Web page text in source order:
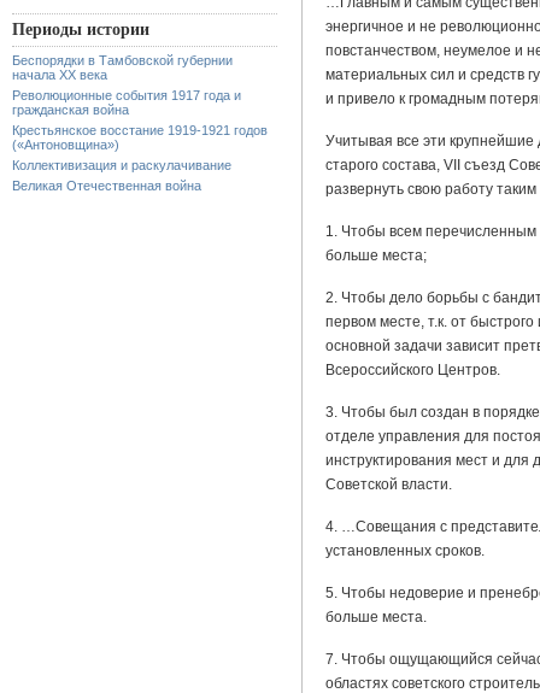
Периоды истории
Беспорядки в Тамбовской губернии
начала XX века
Революционные события 1917 года и
гражданская война
Крестьянское восстание 1919-1921 годов
(«Антоновщина»)
Коллективизация и раскулачивание
Великая Отечественная война
энергичное и не
повстанчеством, неумелое и
материальных сил и средств
и привело к громадным
Учитывая все эти
старого состава, VII съезд
развернуть свою работу
1. Чтобы всем
больше места;
2. Чтобы дело борьбы с
первом месте, т.к. от
основной задачи зависит
Всероссийского Центров.
3. Чтобы был создан в
отделе управления для
инструктирования мест и для
Советской власти.
4. …Совещания с
установленных сроков.
5. Чтобы недоверие и
больше места.
7. Чтобы ощущающийся сейчас
областях советского